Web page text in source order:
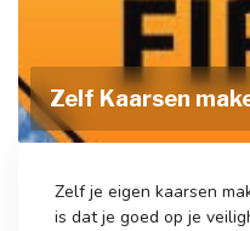
Zelf Kaarsen
Zelf je eigen kaarsen
is dat je goed op je